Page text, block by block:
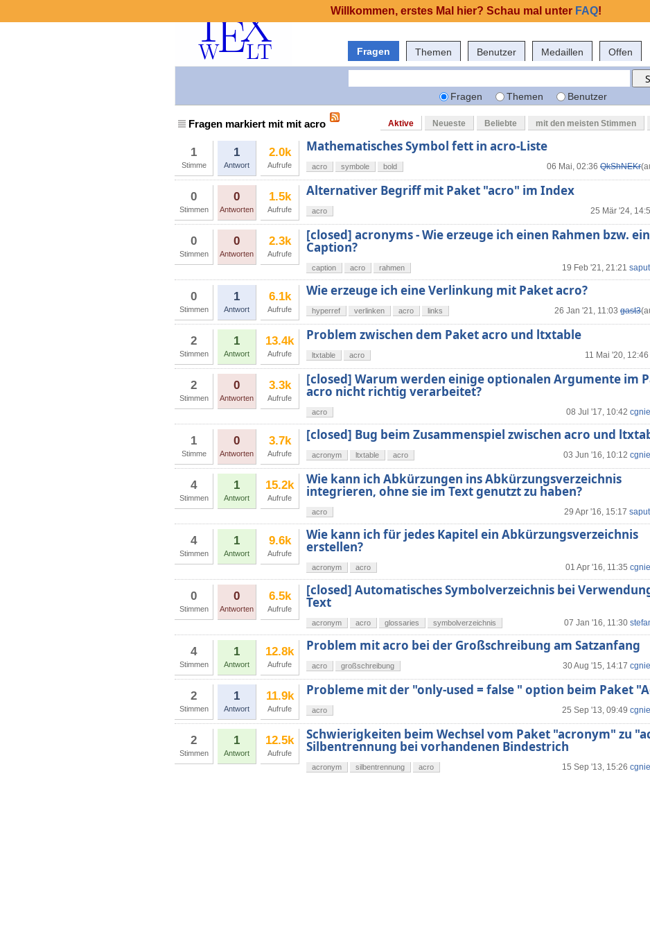
Fragen Themen Benutzer Medaillen Offen
Fragen Themen Benutzer
Fragen markiert mit mit acro Aktive Neueste Beliebte mit den meisten Stimmen
1
Stimme
1
Antwort
2.0k
Aufrufe
Mathematisches Symbol fett in acro-Liste
06 Mai, 02:36 QkShNEKr
acro symbole bold
0
Stimmen
0
Antworten
1.5k
Aufrufe
Alternativer Begriff mit Paket "acro" im Index
25 Mär '24,
acro
0
Stimmen
0
Antworten
2.3k
Aufrufe
[closed] acronyms - Wie erzeuge ich einen Rahmen bzw.
Caption?
19 Feb '21, 21:21
caption acro rahmen
0
Stimmen
1
Antwort
6.1k
Aufrufe
Wie erzeuge ich eine Verlinkung mit Paket acro?
26 Jan '21, 11:03 gast3
hyperref verlinken acro links
2
Stimmen
1
Antwort
13.4k
Aufrufe
Problem zwischen dem Paket acro und ltxtable
11 Mai '20, 12:46
ltxtable acro
2
Stimmen
0
Antworten
3.3k
Aufrufe
[closed] Warum werden einige optionalen Argumente im
acro nicht richtig verarbeitet?
08 Jul '17, 10:42
acro
1
Stimme
0
Antworten
3.7k
Aufrufe
[closed] Bug beim Zusammenspiel zwischen acro und
03 Jun '16, 10:12
acronym ltxtable acro
4
Stimmen
1
Antwort
15.2k
Aufrufe
Wie kann ich Abkürzungen ins Abkürzungsverzeichnis
integrieren, ohne sie im Text genutzt zu haben?
29 Apr '16, 15:17
acro
4
Stimmen
1
Antwort
9.6k
Aufrufe
Wie kann ich für jedes Kapitel ein Abkürzungsverzeichnis
erstellen?
01 Apr '16, 11:35
acronym acro
0
Stimmen
0
Antworten
6.5k
Aufrufe
[closed] Automatisches Symbolverzeichnis bei
Text
07 Jan '16, 11:30
acronym acro glossaries symbolverzeichnis
4
Stimmen
1
Antwort
12.8k
Aufrufe
Problem mit acro bei der Großschreibung am Satzanfang
30 Aug '15, 14:17
acro großschreibung
2
Stimmen
1
Antwort
11.9k
Aufrufe
Probleme mit der "only-used = false " option beim Paket
25 Sep '13, 09:49
acro
2
Stimmen
1
Antwort
12.5k
Aufrufe
Schwierigkeiten beim Wechsel vom Paket "acronym" zu
Silbentrennung bei vorhandenen Bindestrich
15 Sep '13, 15:26
acronym silbentrennung acro
Willkommen, erstes Mal hier? Schau mal unter FAQ!